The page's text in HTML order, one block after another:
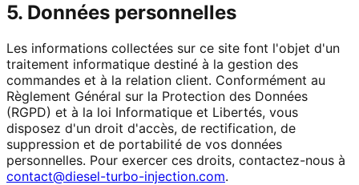
5. Données personnelles
Les informations collectées sur ce site font l'objet d'un
traitement informatique destiné à la gestion des
commandes et à la relation client. Conformément au
Règlement Général sur la Protection des Données
(RGPD) et à la loi Informatique et Libertés, vous
disposez d'un droit d'accès, de rectification, de
suppression et de portabilité de vos données
personnelles. Pour exercer ces droits, contactez-nous à
contact@diesel-turbo-injection.com.